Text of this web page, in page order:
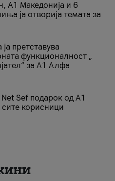
A1 Македонија и 6
ја отворија темата за
претставува
функционалност „
за А1 Алфа
Sеf подарок од А1
сите корисници